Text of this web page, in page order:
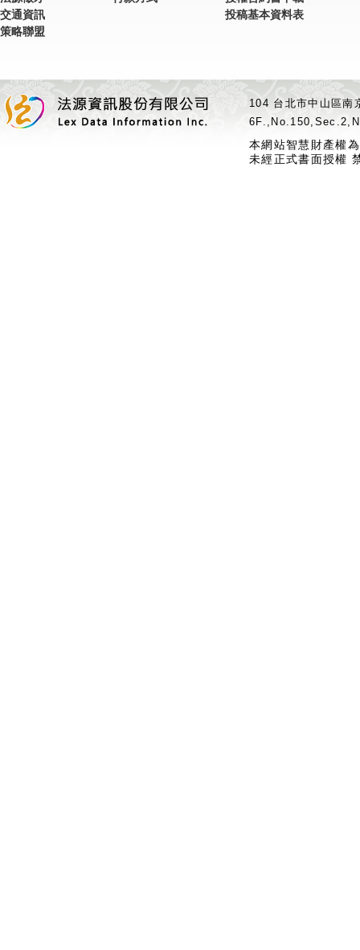
交通資訊
策略聯盟
投稿基本資料表
104 台北市中山區
本網站智慧財產權
未經正式書面授權